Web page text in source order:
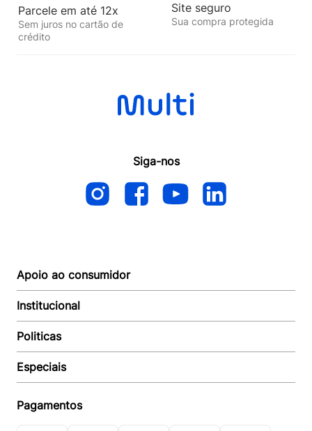
Parcele em até 12x
Sem juros no cartão de
crédito
Site seguro
Sua compra protegida
Siga-nos
Apoio ao consumidor
Autoatendimento
Suporte e reparo
Acompanhar Entrega
Baixe o APP
Institucional
Quem somos
Revendedor
Seja um Revendedor
Trabalhe conosco
Politicas
Política de Entrega
Política de Pagamento
Política de Privacidade
Especiais
Multicoin
Pagamentos